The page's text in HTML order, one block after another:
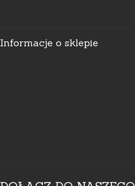
Informacje o sklepie